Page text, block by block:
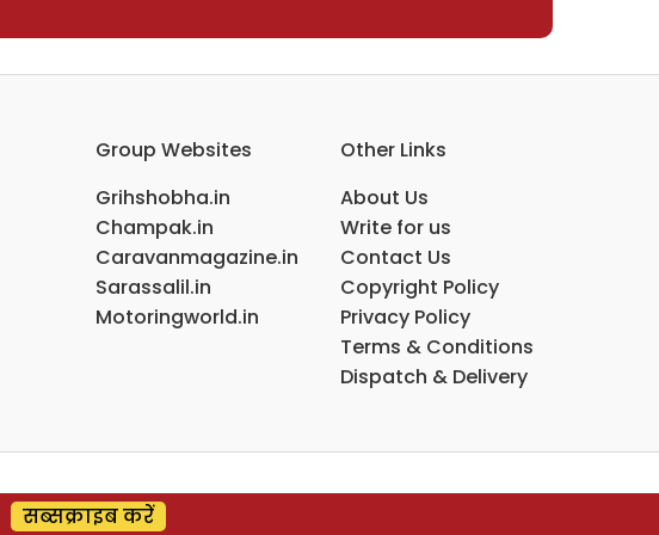
Group Websites
Grihshobha.in
Champak.in
Caravanmagazine.in
Sarassalil.in
Motoringworld.in
Other Links
About Us
Write for us
Contact Us
Copyright Policy
Privacy Policy
Terms & Conditions
Dispatch & Delivery
सब्सक्राइब करें